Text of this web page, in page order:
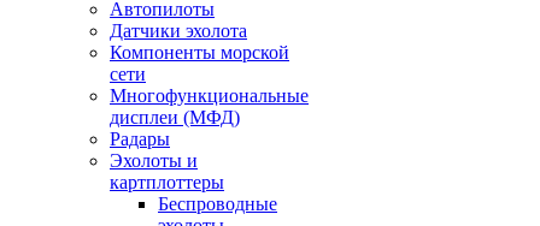
Автопилоты
Датчики эхолота
Компоненты морской
сети
Многофункциональные
дисплеи (МФД)
Радары
Эхолоты и
картплоттеры
Беспроводные